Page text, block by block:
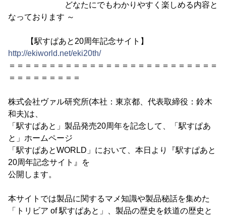
どなたにでもわかりやすく楽しめる内容と
なっております ～
【駅すぱあと20周年記念サイト】
http://ekiworld.net/eki20th/
＝＝＝＝＝＝＝＝＝＝＝＝＝＝＝＝＝＝＝＝＝＝＝＝＝＝
＝＝＝＝＝＝＝＝＝
株式会社ヴァル研究所(本社：東京都、代表取締役：鈴木
和夫)は、
「駅すぱあと」製品発売20周年を記念して、「駅すぱあ
と」ホームページ
「駅すぱあとWORLD」において、本日より『駅すぱあと
20周年記念サイト』を
公開します。
本サイトでは製品に関するマメ知識や製品秘話を集めた
「トリビア of 駅すぱあと」、製品の歴史を鉄道の歴史と